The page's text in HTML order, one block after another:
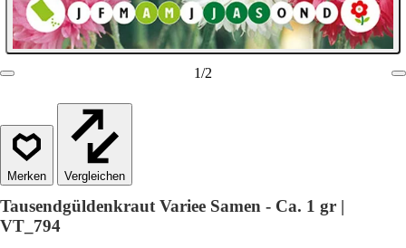
1/2
Vergleichen
Tausendgüldenkraut Variee Samen - Ca. 1 gr |
VT_794